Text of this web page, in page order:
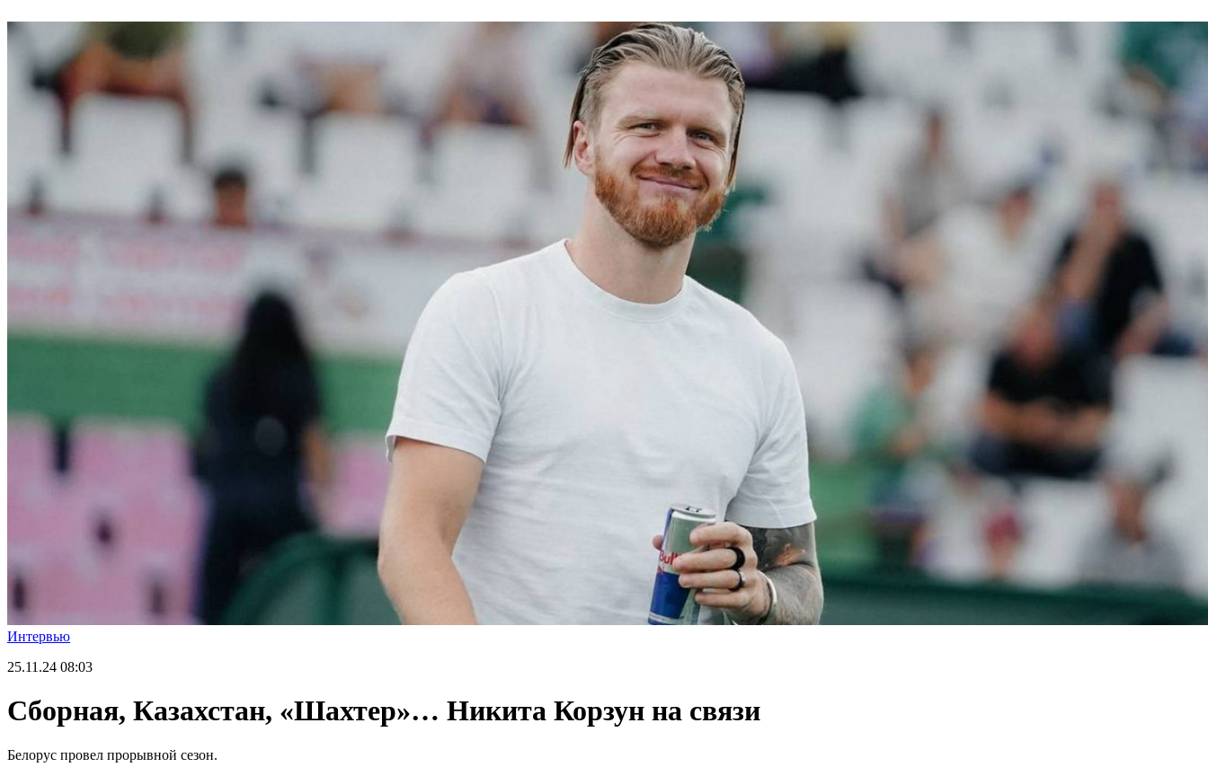
Интервью
25.11.24 08:03
Сборная, Казахстан, «Шахтер»… Никита Корзун на связи
Белорус провел прорывной сезон.